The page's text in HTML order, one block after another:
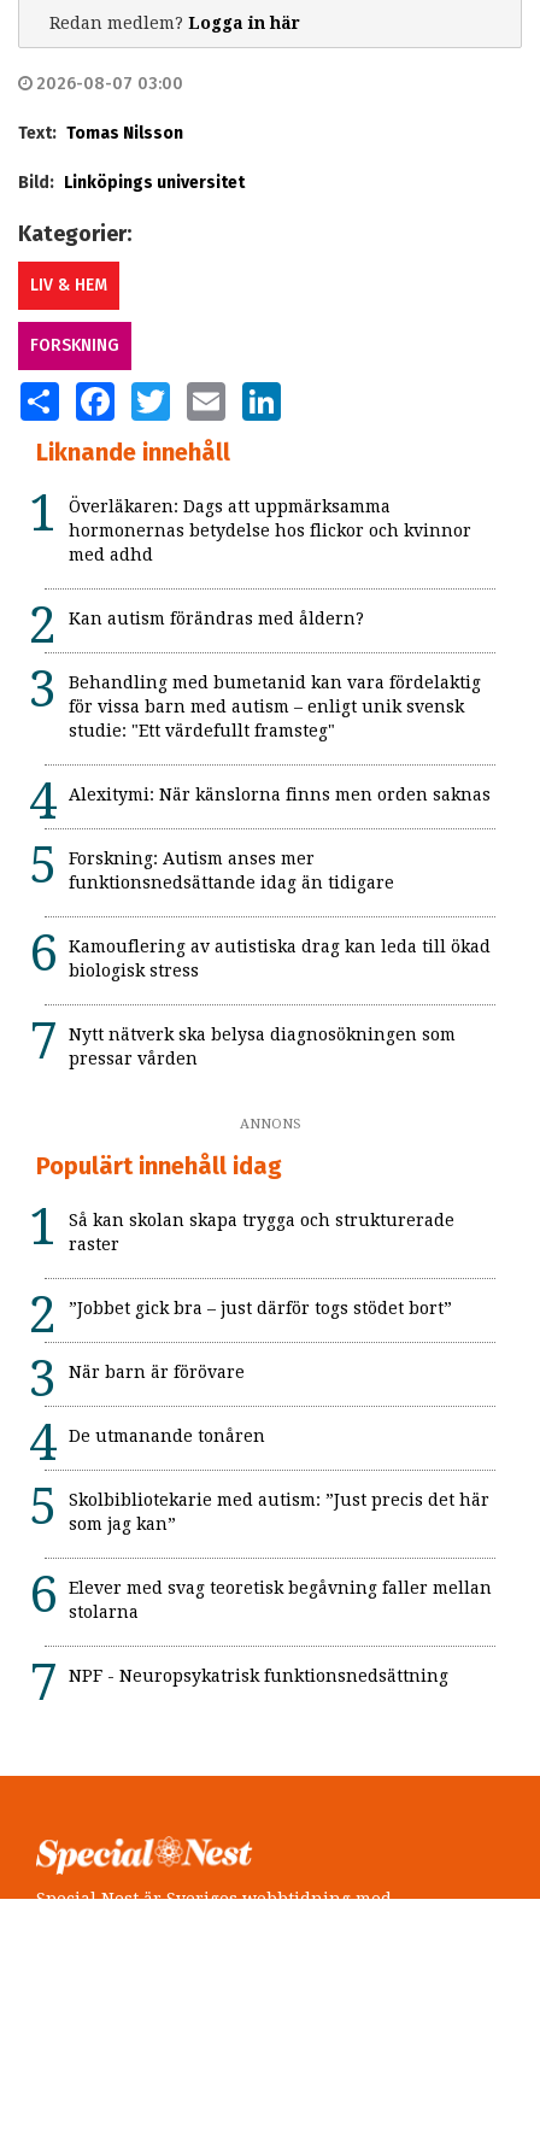
Redan medlem? Logga in här
2026-08-07 03:00
Text: Tomas Nilsson
Bild: Linköpings universitet
Kategorier:
LIV & HEM
FORSKNING
SHARE FACEBOOKTWITTER EMAIL
Liknande innehåll
Överläkaren: Dags att uppmärksamma
hormonernas betydelse hos flickor och kvinnor
med adhd
Kan autism förändras med åldern?
Behandling med bumetanid kan vara fördelaktig
för vissa barn med autism – enligt unik svensk
studie: "Ett värdefullt framsteg"
Alexitymi: När känslorna finns men orden saknas
Forskning: Autism anses mer
funktionsnedsättande idag än tidigare
Kamouflering av autistiska drag kan leda till ökad
biologisk stress
Nytt nätverk ska belysa diagnosökningen som
pressar vården
ANNONS
Populärt innehåll idag
Så kan skolan skapa trygga och strukturerade
raster
”Jobbet gick bra – just därför togs stödet bort”
När barn är förövare
De utmanande tonåren
Skolbibliotekarie med autism: ”Just precis det här
som jag kan”
Elever med svag teoretisk begåvning faller mellan
stolarna
NPF - Neuropsykatrisk funktionsnedsättning
Special Nest är Sveriges webbtidning med